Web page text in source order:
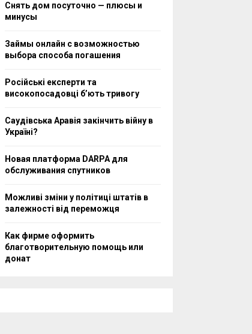
Снять дом посуточно — плюсы и
минусы
Займы онлайн с возможностью
выбора способа погашения
Російські експерти та
високопосадовці бʼють тривогу
Саудівська Аравія закінчить війну в
Україні?
Новая платформа DARPA для
обслуживания спутников
Можливі зміни у політиці штатів в
залежності від переможця
Как фирме оформить
благотворительную помощь или
донат